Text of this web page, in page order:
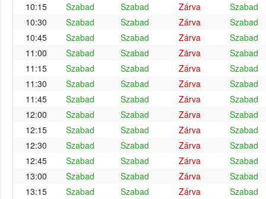
10:15
Szabad Szabad Zárva
Szabad
10:30
Szabad Szabad Zárva
Szabad
10:45
Szabad Szabad Zárva
Szabad
11:00
Szabad Szabad Zárva
Szabad
11:15
Szabad Szabad Zárva
Szabad
11:30
Szabad Szabad Zárva
Szabad
11:45
Szabad Szabad Zárva
Szabad
12:00
Szabad Szabad Zárva
Szabad
12:15
Szabad Szabad Zárva
Szabad
12:30
Szabad Szabad Zárva
Szabad
12:45
Szabad Szabad Zárva
Szabad
13:00
Szabad Szabad Zárva
Szabad
13:15
Szabad Szabad Zárva
Szabad